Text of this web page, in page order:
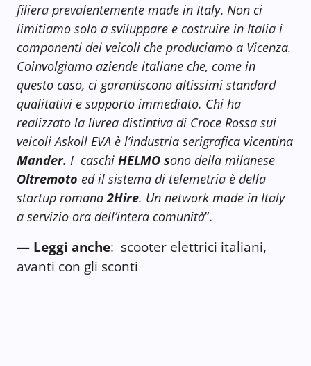
filiera prevalentemente made in Italy. Non ci
limitiamo solo a sviluppare e costruire in Italia i
componenti dei veicoli che produciamo a Vicenza.
Coinvolgiamo aziende italiane che, come in
questo caso, ci garantiscono altissimi standard
qualitativi e supporto immediato. Chi ha
realizzato la livrea distintiva di Croce Rossa sui
veicoli Askoll EVA è l’industria serigrafica vicentina
Mander. I caschi HELMO sono della milanese
Oltremoto ed il sistema di telemetria è della
startup romana2Hire. Un network made in Italy
a servizio ora dell’intera comunità”.
— Leggi anche: scooter elettrici italiani,
avanti con gli sconti